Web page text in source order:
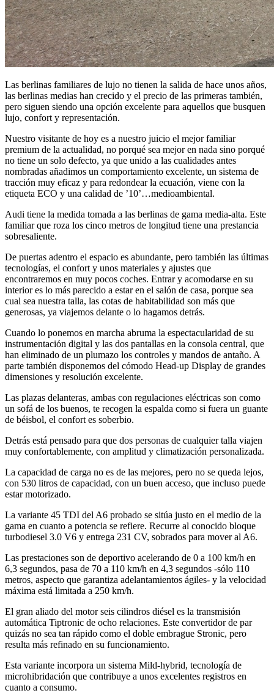
Las berlinas familiares de lujo no tienen la salida de hace unos años,
las berlinas medias han crecido y el precio de las primeras también,
pero siguen siendo una opción excelente para aquellos que busquen
lujo, confort y representación.
Nuestro visitante de hoy es a nuestro juicio el mejor familiar
premium de la actualidad, no porqué sea mejor en nada sino porqué
no tiene un solo defecto, ya que unido a las cualidades antes
nombradas añadimos un comportamiento excelente, un sistema de
tracción muy eficaz y para redondear la ecuación, viene con la
etiqueta ECO y una calidad de ’10’…medioambiental.
Audi tiene la medida tomada a las berlinas de gama media-alta. Este
familiar que roza los cinco metros de longitud tiene una prestancia
sobresaliente.
De puertas adentro el espacio es abundante, pero también las últimas
tecnologías, el confort y unos materiales y ajustes que
encontraremos en muy pocos coches. Entrar y acomodarse en su
interior es lo más parecido a estar en el salón de casa, porque sea
cual sea nuestra talla, las cotas de habitabilidad son más que
generosas, ya viajemos delante o lo hagamos detrás.
Cuando lo ponemos en marcha abruma la espectacularidad de su
instrumentación digital y las dos pantallas en la consola central, que
han eliminado de un plumazo los controles y mandos de antaño. A
parte también disponemos del cómodo Head-up Display de grandes
dimensiones y resolución excelente.
Las plazas delanteras, ambas con regulaciones eléctricas son como
un sofá de los buenos, te recogen la espalda como si fuera un guante
de béisbol, el confort es soberbio.
Detrás está pensado para que dos personas de cualquier talla viajen
muy confortablemente, con amplitud y climatización personalizada.
La capacidad de carga no es de las mejores, pero no se queda lejos,
con 530 litros de capacidad, con un buen acceso, que incluso puede
estar motorizado.
La variante 45 TDI del A6 probado se sitúa justo en el medio de la
gama en cuanto a potencia se refiere. Recurre al conocido bloque
turbodiesel 3.0 V6 y entrega 231 CV, sobrados para mover al A6.
Las prestaciones son de deportivo acelerando de 0 a 100 km/h en
6,3 segundos, pasa de 70 a 110 km/h en 4,3 segundos -sólo 110
metros, aspecto que garantiza adelantamientos ágiles- y la velocidad
máxima está limitada a 250 km/h.
El gran aliado del motor seis cilindros diésel es la transmisión
automática Tiptronic de ocho relaciones. Este convertidor de par
quizás no sea tan rápido como el doble embrague Stronic, pero
resulta más refinado en su funcionamiento.
Esta variante incorpora un sistema Mild-hybrid, tecnología de
microhibridación que contribuye a unos excelentes registros en
cuanto a consumo.